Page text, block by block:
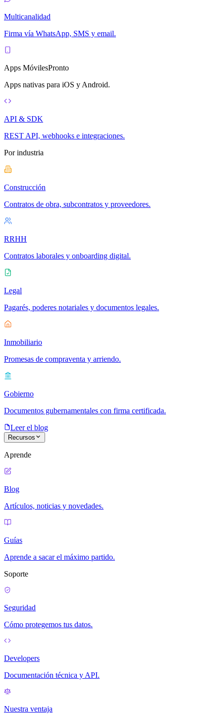
Multicanalidad
Firma vía WhatsApp, SMS y email.
Apps MóvilesPronto
Apps nativas para iOS y Android.
API & SDK
REST API, webhooks e integraciones.
Por industria
Construcción
Contratos de obra, subcontratos y proveedores.
RRHH
Contratos laborales y onboarding digital.
Legal
Pagarés, poderes notariales y documentos legales.
Inmobiliario
Promesas de compraventa y arriendo.
Gobierno
Documentos gubernamentales con firma certificada.
Leer el blog
Recursos
Aprende
Blog
Artículos, noticias y novedades.
Guías
Aprende a sacar el máximo partido.
Soporte
Seguridad
Cómo protegemos tus datos.
Developers
Documentación técnica y API.
Nuestra ventaja